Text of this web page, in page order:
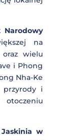
znajdują
przez
wojny
przed
o